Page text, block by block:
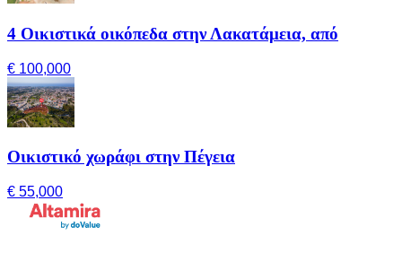
4 Οικιστικά οικόπεδα στην Λακατάμεια, από
€ 100,000
Οικιστικό χωράφι στην Πέγεια
€ 55,000